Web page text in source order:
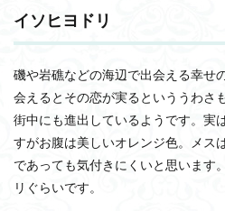
を知
に出
た
ら、
こん
な部
分を
チェ
イソヒヨドリ
磯や岩礁などの海辺で出会える幸せ
会えるとその恋が実るといううわさ
街中にも進出しているようです。実
すがお腹は美しいオレンジ色。メス
であっても気付きにくいと思います
リぐらいです。